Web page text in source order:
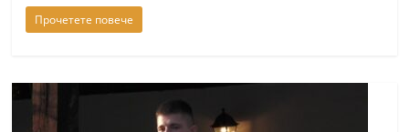
a
k
i
Прочетете повече